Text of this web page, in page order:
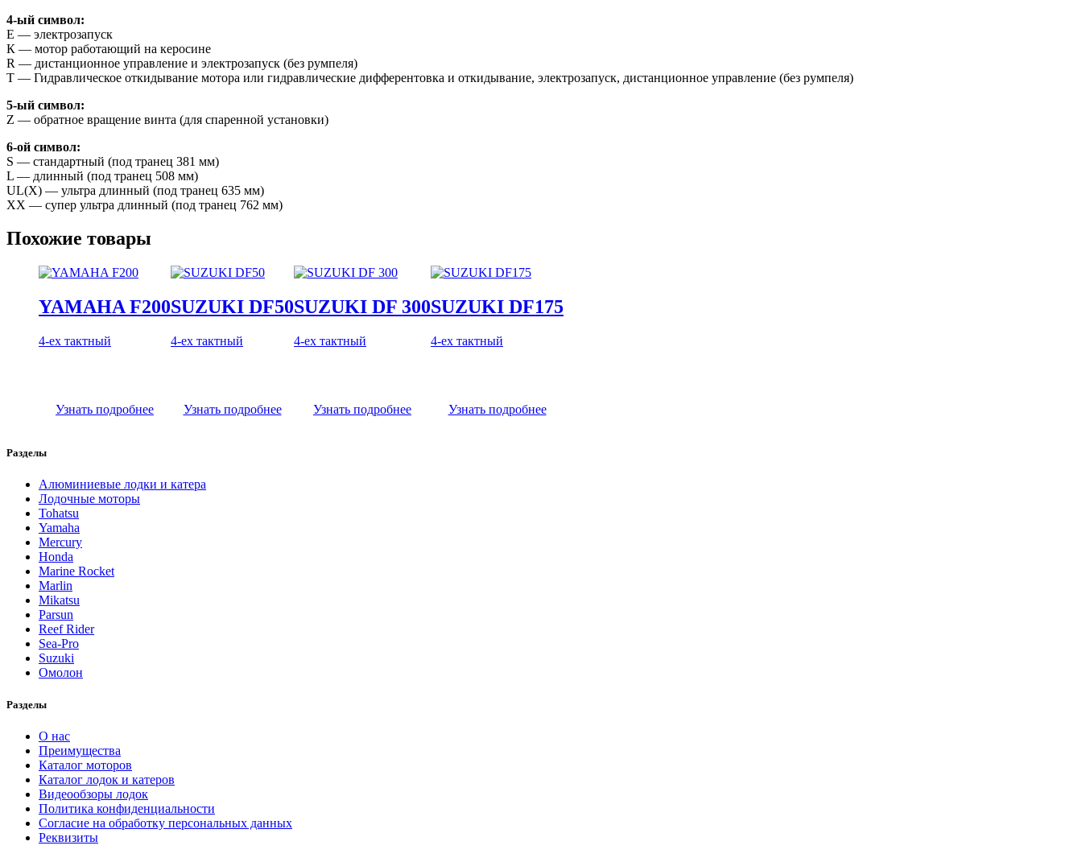
4-ый символ:
E — электрозапуск
К — мотор работающий на керосине
R — дистанционное управление и электрозапуск (без румпеля)
T — Гидравлическое откидывание мотора или гидравлические дифферентовка и откидывание, электрозапуск, дистанционное управление (без румпеля)
5-ый символ:
Z — обратное вращение винта (для спаренной установки)
6-ой символ:
S — стандартный (под транец 381 мм)
L — длинный (под транец 508 мм)
UL(X) — ультра длинный (под транец 635 мм)
XX — супер ультра длинный (под транец 762 мм)
Похожие товары
YAMAHA F200
4-ех тактный
Узнать подробнее
SUZUKI DF50
4-ех тактный
Узнать подробнее
SUZUKI DF 300
4-ех тактный
Узнать подробнее
SUZUKI DF175
4-ех тактный
Узнать подробнее
Разделы
Алюминиевые лодки и катера
Лодочные моторы
Tohatsu
Yamaha
Mercury
Honda
Marine Rocket
Marlin
Mikatsu
Parsun
Reef Rider
Sea-Pro
Suzuki
Омолон
Разделы
О нас
Преимущества
Каталог моторов
Каталог лодок и катеров
Видеообзоры лодок
Политика конфиденциальности
Согласие на обработку персональных данных
Реквизиты